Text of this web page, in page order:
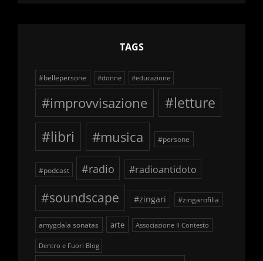
TAGS
#bellepersone #donne #educazione
#improvvisazione
#letture
#libri
#musica #persone
#podcast #radio #radioantidoto
#soundscape #zingari #zingarofilia
amygdala sonatas arte Associazione Il Contesto
Dentro e Fuori Blog